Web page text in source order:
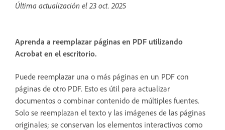
Última actualización el23 oct. 2025
Aprenda a reemplazar páginas en PDF utilizando
Acrobat en el escritorio.
Puede reemplazar una o más páginas en un PDF con
páginas de otro PDF. Esto es útil para actualizar
documentos o combinar contenido de múltiples fuentes.
Solo se reemplazan el texto y las imágenes de las páginas
originales; se conservan los elementos interactivos como